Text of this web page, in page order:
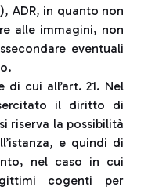
ADR, in quanto non
alle immagini, non
eventuali
cui all’art. 21. Nel
il diritto di
riserva la possibilità
e quindi di
nel caso in cui
cogenti per